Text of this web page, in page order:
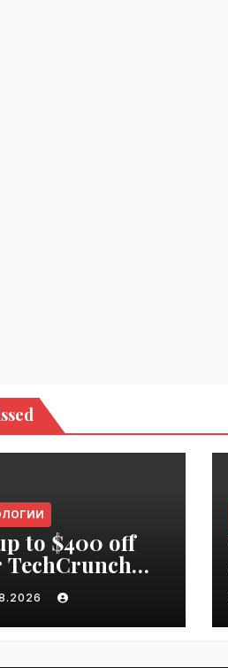
to $400 off
2026 pass
|